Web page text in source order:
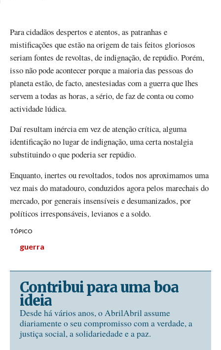
Para cidadãos despertos e atentos, as patranhas e
mistificações que estão na origem de tais feitos gloriosos
seriam fontes de revoltas, de indignação, de repúdio. Porém,
isso não pode acontecer porque a maioria das pessoas do
planeta estão, de facto, anestesiadas com a guerra que lhes
servem a todas as horas, a sério, de faz de conta ou como
actividade lúdica.
Daí resultam inércia em vez de atenção crítica, alguma
identificação no lugar de indignação, uma certa nostalgia
substituindo o que poderia ser repúdio.
Enquanto, inertes ou revoltados, todos nos aproximamos uma
vez mais do matadouro, conduzidos agora pelos marechais do
mercado, por generais insensíveis e desumanizados, por
políticos irresponsáveis, levianos e a soldo.
TÓPICO
guerra
Contribui para uma boa
ideia
Desde há vários anos, o AbrilAbril assume
diariamente o seu compromisso com a verdade, a
justiça social, a solidariedade e a paz.